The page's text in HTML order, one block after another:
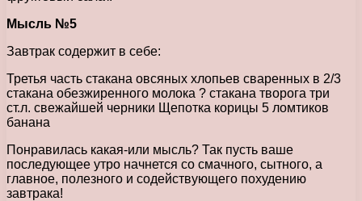
Мысль №5
Завтрак содержит в себе:
Третья часть стакана овсяных хлопьев сваренных в 2/3
стакана обезжиренного молока ? стакана творога три
ст.л. свежайшей черники Щепотка корицы 5 ломтиков
банана
Понравилась какая-или мысль? Так пусть ваше
последующее утро начнется со смачного, сытного, а
главное, полезного и содействующего похудению
завтрака!